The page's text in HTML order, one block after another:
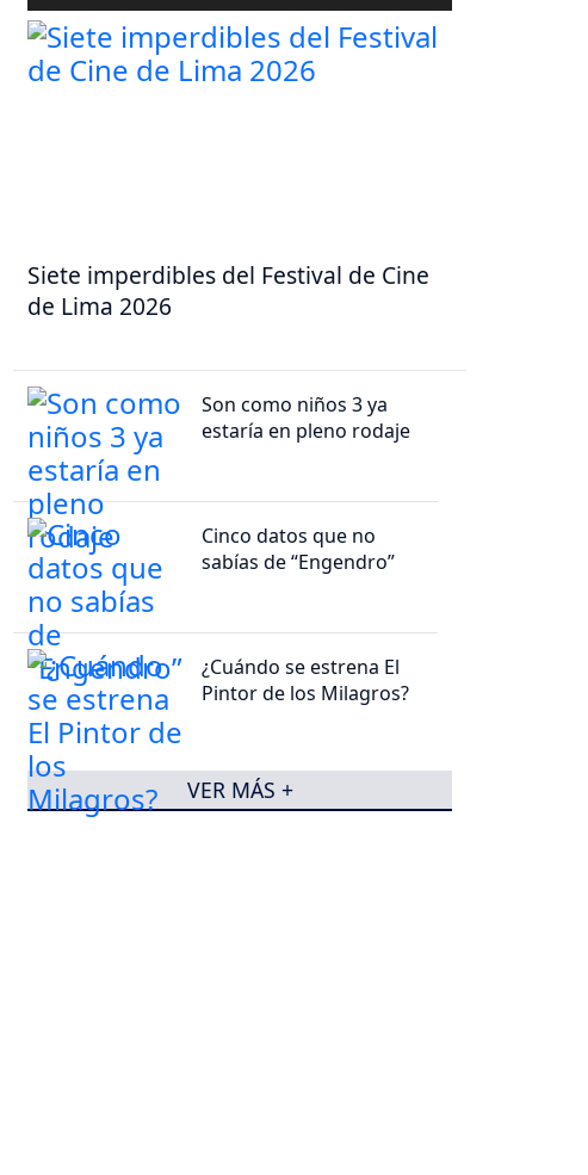
Siete imperdibles del Festival de Cine
de Lima 2026
Son como niños 3 ya
estaría en pleno rodaje
Cinco datos que no
sabías de “Engendro”
¿Cuándo se estrena El
Pintor de los Milagros?
VER MÁS +